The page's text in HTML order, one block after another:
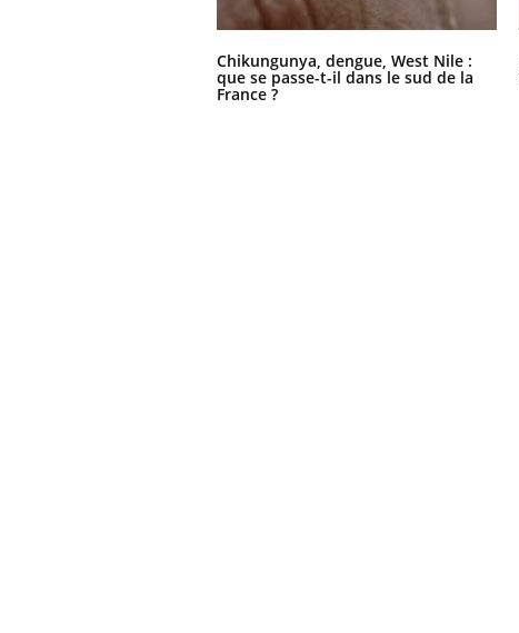
Chikungunya, dengue, West Nile :
que se passe-t-il dans le sud de la
France ?